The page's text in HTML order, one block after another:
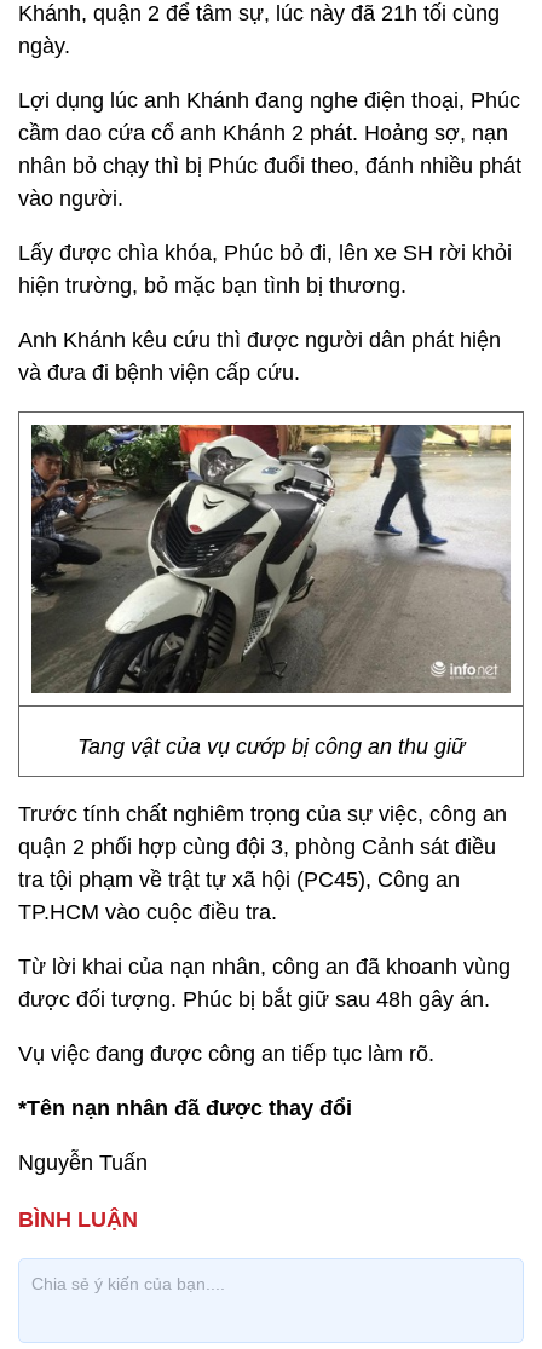
Khánh, quận 2 để tâm sự, lúc này đã 21h tối cùng
ngày.
Lợi dụng lúc anh Khánh đang nghe điện thoại, Phúc
cầm dao cứa cổ anh Khánh 2 phát. Hoảng sợ, nạn
nhân bỏ chạy thì bị Phúc đuổi theo, đánh nhiều phát
vào người.
Lấy được chìa khóa, Phúc bỏ đi, lên xe SH rời khỏi
hiện trường, bỏ mặc bạn tình bị thương.
Anh Khánh kêu cứu thì được người dân phát hiện
và đưa đi bệnh viện cấp cứu.
Tang vật của vụ cướp bị công an thu giữ
Trước tính chất nghiêm trọng của sự việc, công an
quận 2 phối hợp cùng đội 3, phòng Cảnh sát điều
tra tội phạm về trật tự xã hội (PC45), Công an
TP.HCM vào cuộc điều tra.
Từ lời khai của nạn nhân, công an đã khoanh vùng
được đối tượng. Phúc bị bắt giữ sau 48h gây án.
Vụ việc đang được công an tiếp tục làm rõ.
*Tên nạn nhân đã được thay đổi
Nguyễn Tuấn